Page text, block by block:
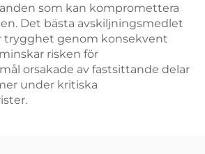
som kan kompromettera
Det bästa avskiljningsmedlet
trygghet genom konsekvent
risken för
orsakade av fastsittande delar
under kritiska